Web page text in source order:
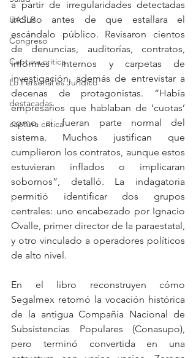
UASLP
Congreso
Captura critica
Lo Personal es Jurídico
destacadas
captura critica
a partir de irregularidades detectadas
incluso antes de que estallara el
escándalo público. Revisaron cientos
de denuncias, auditorías, contratos,
informes internos y carpetas de
investigación, además de entrevistar a
decenas de protagonistas. “Había
empresarios que hablaban de ‘cuotas’
como si fueran parte normal del
sistema. Muchos justifican que
cumplieron los contratos, aunque estos
estuvieran inflados o implicaran
sobornos”, detalló. La indagatoria
permitió identificar dos grupos
centrales: uno encabezado por Ignacio
Ovalle, primer director de la paraestatal,
y otro vinculado a operadores políticos
de alto nivel.
En el libro reconstruyen cómo
Segalmex retomó la vocación histórica
de la antigua Compañía Nacional de
Subsistencias Populares (Conasupo),
pero terminó convertida en una